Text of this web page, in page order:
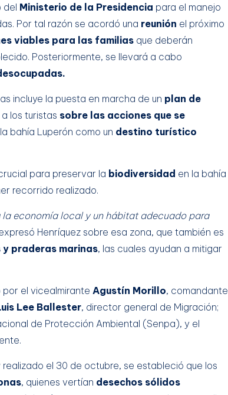
del Ministerio de la Presidencia para el manejo
Por tal razón se acordó una reunión el próximo
viables para las familias que deberán
Posteriormente, se llevará a cabo
incluye la puesta en marcha de un plan de
los turistas sobre las acciones que se
bahía Luperón como un destino turístico
para preservar la biodiversidad en la bahía
recorrido realizado.
economía local y un hábitat adecuado para
Henríquez sobre esa zona, que también es
y praderas marinas, las cuales ayudan a mitigar
el vicealmirante Agustín Morillo, comandante
Lee Ballester, director general de Migración;
de Protección Ambiental (Senpa), y el
el 30 de octubre, se estableció que los
, quienes vertían desechos sólidos